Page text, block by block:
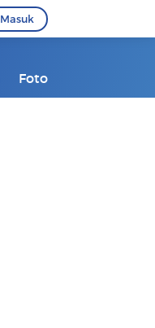
Masuk
Foto